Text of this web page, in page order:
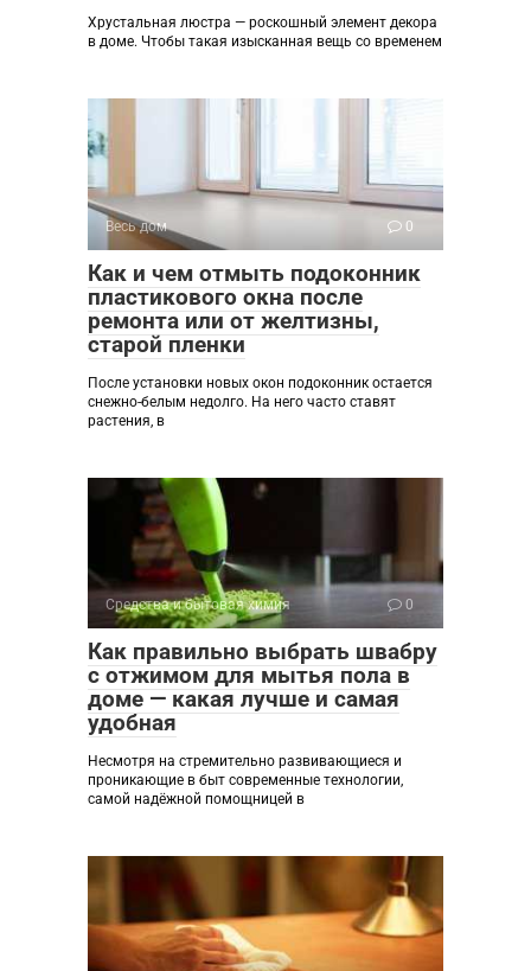
Хрустальная люстра — роскошный элемент декора
в доме. Чтобы такая изысканная вещь со временем
Весь дом 0
Как и чем отмыть подоконник
пластикового окна после
ремонта или от желтизны,
старой пленки
После установки новых окон подоконник остается
снежно-белым недолго. На него часто ставят
растения, в
Средства и бытовая химия 0
Как правильно выбрать швабру
с отжимом для мытья пола в
доме — какая лучше и самая
удобная
Несмотря на стремительно развивающиеся и
проникающие в быт современные технологии,
самой надёжной помощницей в